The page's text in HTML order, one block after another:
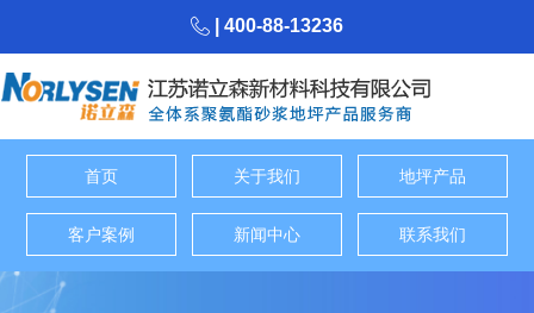
| 400-88-13236
首页 关于我们 地坪产品
客户案例 新闻中心 联系我们